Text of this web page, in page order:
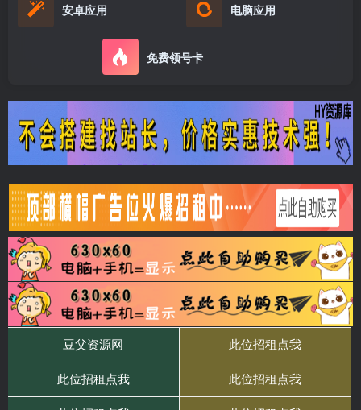
安卓应用 电脑应用
免费领号卡